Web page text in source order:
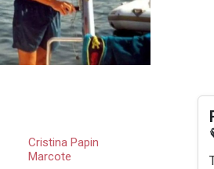
Cristina Papin
Marcote